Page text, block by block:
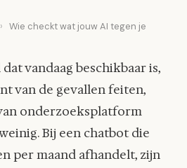
› Wie checkt wat jouw AI tegen je
vandaag beschikbaar is,
van de gevallen feiten,
onderzoeksplatform
Bij een chatbot die
per maand afhandelt, zijn